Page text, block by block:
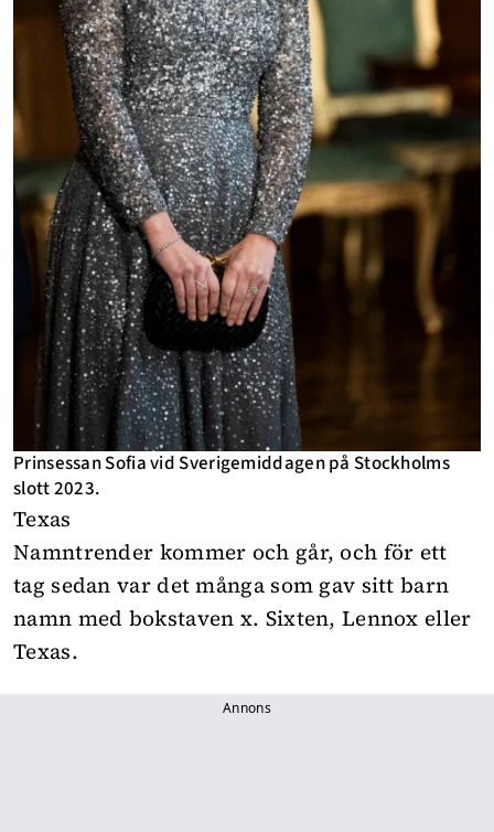
Prinsessan Sofia vid Sverigemiddagen på Stockholms
slott 2023.
Texas
Namntrender kommer och går, och för ett
tag sedan var det många som gav sitt barn
namn med bokstaven x. Sixten, Lennox eller
Texas.
Annons